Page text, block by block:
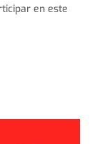
en este